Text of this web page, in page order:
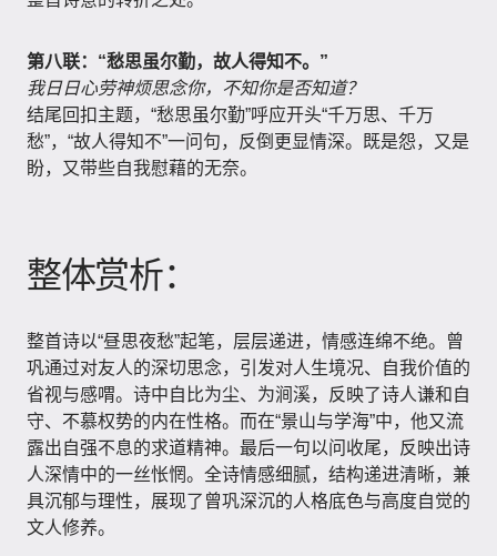
第八联：“愁思虽尔勤，故人得知不。”
我日日心劳神烦思念你，不知你是否知道？
结尾回扣主题，“愁思虽尔勤”呼应开头“千万思、千万
愁”，“故人得知不”一问句，反倒更显情深。既是怨，又是
盼，又带些自我慰藉的无奈。
整体赏析：
整首诗以“昼思夜愁”起笔，层层递进，情感连绵不绝。曾
巩通过对友人的深切思念，引发对人生境况、自我价值的
省视与感喟。诗中自比为尘、为涧溪，反映了诗人谦和自
守、不慕权势的内在性格。而在“景山与学海”中，他又流
露出自强不息的求道精神。最后一句以问收尾，反映出诗
人深情中的一丝怅惘。全诗情感细腻，结构递进清晰，兼
具沉郁与理性，展现了曾巩深沉的人格底色与高度自觉的
文人修养。